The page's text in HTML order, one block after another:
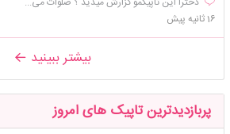
16 ثانیه پیش
بیشتر ببینید
پربازدیدترین تاپیک های امروز